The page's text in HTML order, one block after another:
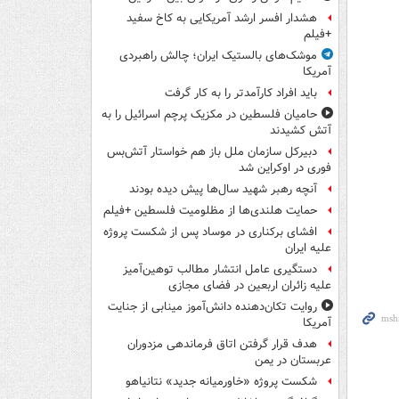
هشدار افسر ارشد آمریکایی به کاخ سفید
+فیلم
موشک‌های بالستیک ایران؛ چالش راهبردی
آمریکا
باید افراد کارآمدتر را به کار گرفت
حامیان فلسطین در مکزیک پرچم اسرائیل را به
آتش کشیدند
دبیرکل سازمان ملل باز هم خواستار آتش‌بس
فوری در اوکراین شد
آنچه رهبر شهید سال‌ها پیش دیده بودند
حمایت هلندی‌ها از مظلومیت فلسطین +فیلم
افشای برکناری در موساد پس از شکست پروژه
علیه ایران
دستگیری عامل انتشار مطالب توهین‌آمیز
علیه زائران اربعین در فضای مجازی
روایت تکان‌دهنده دانش‌آموز مینابی از جنایت
آمریکا
هدف قرار گرفتن اتاق‌ فرماندهی مزدوران
عربستان در یمن
شکست پروژه «خاورمیانه جدید» نتانیاهو